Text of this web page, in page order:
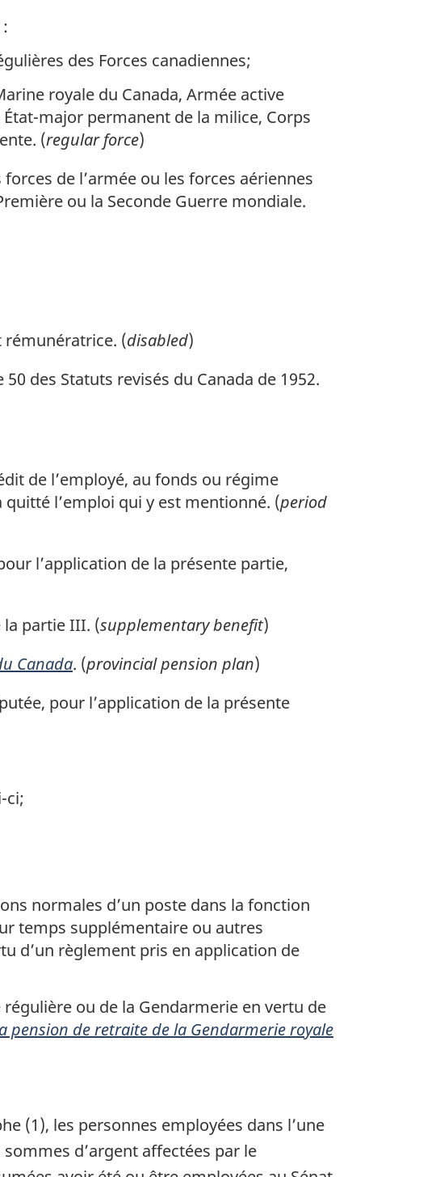
des Forces canadiennes;
royale du Canada, Armée active
major permanent de la milice, Corps
(regular force)
de l’armée ou les forces aériennes
ou la Seconde Guerre mondiale.
rémunératrice. (disabled)
50 des Statuts revisés du Canada de 1952.
de l’employé, au fonds ou régime
l’emploi qui y est mentionné. (period
l’application de la présente partie,
partie III. (supplementary benefit)
Canada. (provincial pension plan)
pour l’application de la présente
ci;
normales d’un poste dans la fonction
temps supplémentaire ou autres
d’un règlement pris en application de
ou de la Gendarmerie en vertu de
pension de retraite de la Gendarmerie royale
(1), les personnes employées dans l’une
d’argent affectées par le